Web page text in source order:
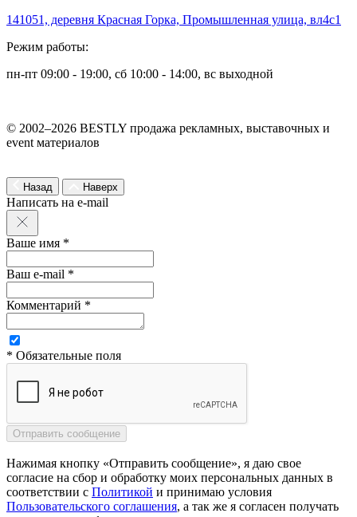
141051, деревня Красная Горка, Промышленная улица, вл4с1
Режим работы:
пн-пт 09:00 - 19:00, сб 10:00 - 14:00, вс выходной
© 2002–2026 BESTLY продажа рекламных, выставочных и
event материалов
Назад Наверх
Написать на e-mail
Ваше имя *
Ваш e-mail *
Комментарий *
* Обязательные поля
Нажимая кнопку «Отправить сообщение», я даю свое
согласие на сбор и обработку моих персональных данных в
соответствии с Политикой и принимаю условия
Пользовательского соглашения, а так же я согласен получать